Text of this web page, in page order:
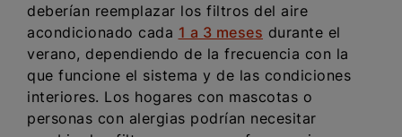
deberían reemplazar los filtros del aire
acondicionado cada 1 a 3 meses durante el
verano, dependiendo de la frecuencia con la
que funcione el sistema y de las condiciones
interiores. Los hogares con mascotas o
personas con alergias podrían necesitar